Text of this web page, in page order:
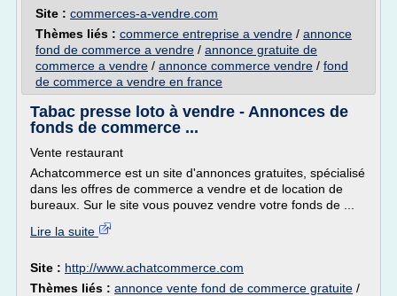
Site : commerces-a-vendre.com
Thèmes liés : commerce entreprise a vendre / annonce
fond de commerce a vendre / annonce gratuite de
commerce a vendre / annonce commerce vendre / fond
de commerce a vendre en france
Tabac presse loto à vendre - Annonces de
fonds de commerce ...
Vente restaurant
Achatcommerce est un site d'annonces gratuites, spécialisé
dans les offres de commerce a vendre et de location de
bureaux. Sur le site vous pouvez vendre votre fonds de ...
Lire la suite
Site : http://www.achatcommerce.com
Thèmes liés : annonce vente fond de commerce gratuite /